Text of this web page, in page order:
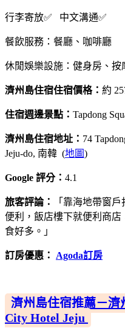
行李寄放✅ 中文溝通✅
餐飲服務：餐廳、咖啡廳
休閒娛樂設施：健身房、按
濟州島住宿住宿價格： 約
住宿週邊景點： Tapdong
濟州島住宿地址： 74
Jeju-do, 南韓 (地圖)
Google 評分： 4.1
旅客評論：
「靠海地帶窗
便利，飯店樓下就便利商
食好多。」
訂房優惠： Agoda訂房
濟州島住宿推薦－
City Hotel Jeju